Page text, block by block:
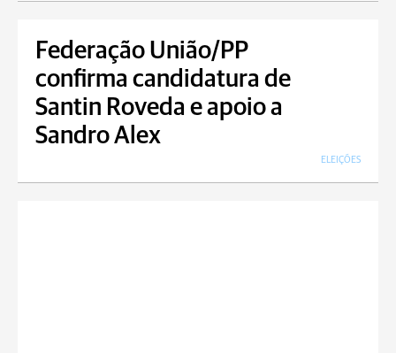
Federação União/PP
confirma candidatura de
Santin Roveda e apoio a
Sandro Alex
ELEIÇÕES